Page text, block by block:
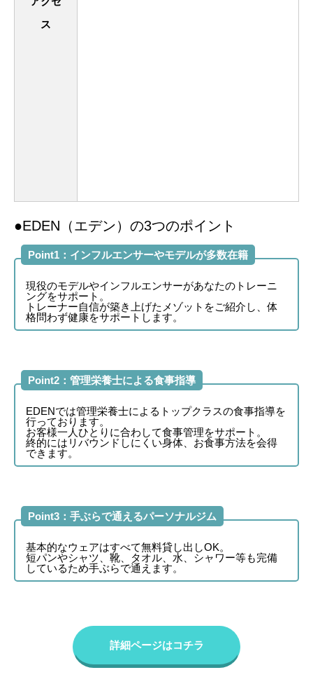
ス
●EDEN（エデン）の3つのポイント
Point1：インフルエンサーやモデルが多数在籍
現役のモデルやインフルエンサーがあなたのトレーニ
ングをサポート。
トレーナー自信が築き上げたメゾットをご紹介し、体
格問わず健康をサポートします。
Point2：管理栄養士による食事指導
EDENでは管理栄養士によるトップクラスの食事指導を
行っております。
お客様一人ひとりに合わして食事管理をサポート。
終的にはリバウンドしにくい身体、お食事方法を会得
できます。
Point3：手ぶらで通えるパーソナルジム
基本的なウェアはすべて無料貸し出しOK。
短パンやシャツ、靴、タオル、水、シャワー等も完備
しているため手ぶらで通えます。
詳細ページはコチラ